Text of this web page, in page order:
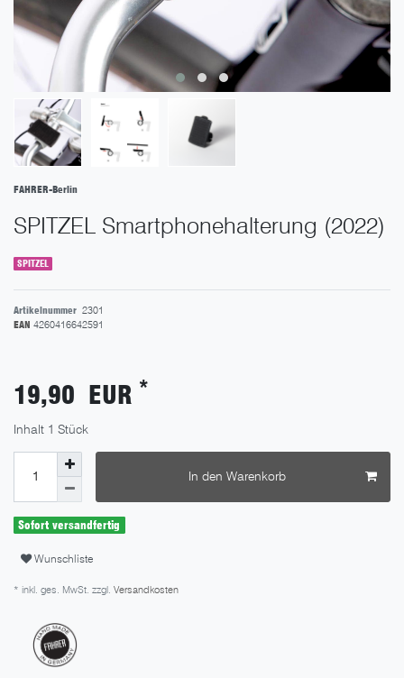
FAHRER-Berlin
SPITZEL Smartphonehalterung (2022)
SPITZEL
Artikelnummer 2301
EAN 4260416642591
19,90 EUR *
Inhalt 1 Stück
In den Warenkorb
Sofort versandfertig
Wunschliste
* inkl. ges. MwSt. zzgl. Versandkosten